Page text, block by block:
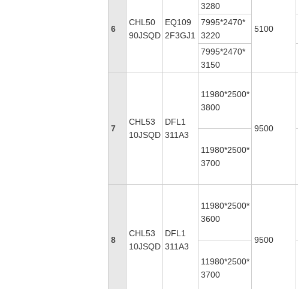
6
CHL50
90JSQD
EQ109
2F3GJ1
3280
5100
7995*2470*
3220
7995*2470*
3150
7
CHL53
10JSQD
DFL1
311A3
11980*2500*
3800
9500
11980*2500*
3700
8
CHL53
10JSQD
DFL1
311A3
11980*2500*
3600
9500
11980*2500*
3700